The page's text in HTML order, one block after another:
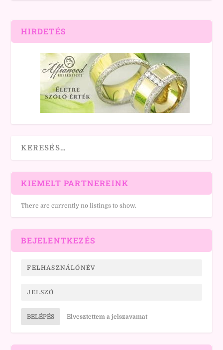
HIRDETÉS
KIEMELT PARTNEREINK
There are currently no listings to show.
BEJELENTKEZÉS
BELÉPÉS Elvesztettem a jelszavamat